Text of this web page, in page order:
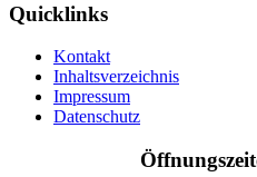
Quicklinks
Kontakt
Inhaltsverzeichnis
Impressum
Datenschutz